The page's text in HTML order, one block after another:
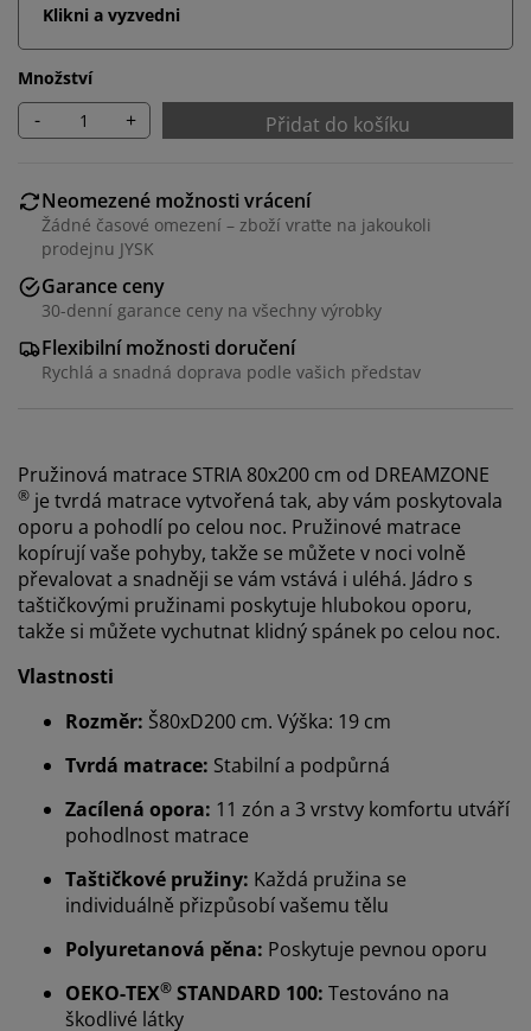
Klikni a vyzvedni
Množství
- + Přidat do košíku
Neomezené možnosti vrácení
Žádné časové omezení – zboží vraťte na jakoukoli
prodejnu JYSK
Garance ceny
30-denní garance ceny na všechny výrobky
Flexibilní možnosti doručení
Rychlá a snadná doprava podle vašich představ
Pružinová matrace STRIA 80x200 cm od DREAMZONE
® je tvrdá matrace vytvořená tak, aby vám poskytovala
oporu a pohodlí po celou noc. Pružinové matrace
kopírují vaše pohyby, takže se můžete v noci volně
převalovat a snadněji se vám vstává i uléhá. Jádro s
taštičkovými pružinami poskytuje hlubokou oporu,
takže si můžete vychutnat klidný spánek po celou noc.
Vlastnosti
Rozměr: Š80xD200 cm. Výška: 19 cm
Tvrdá matrace: Stabilní a podpůrná
Zacílená opora: 11 zón a 3 vrstvy komfortu utváří
pohodlnost matrace
Taštičkové pružiny: Každá pružina se
individuálně přizpůsobí vašemu tělu
Polyuretanová pěna: Poskytuje pevnou oporu
OEKO-TEX® STANDARD 100: Testováno na
škodlivé látky